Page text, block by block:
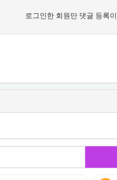
로그인한 회원만 댓글 등록